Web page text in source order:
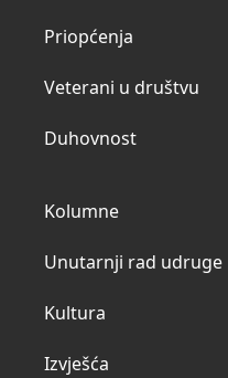
Priopćenja
Veterani u društvu
Duhovnost
Kolumne
Unutarnji rad udruge
Kultura
Izvješća